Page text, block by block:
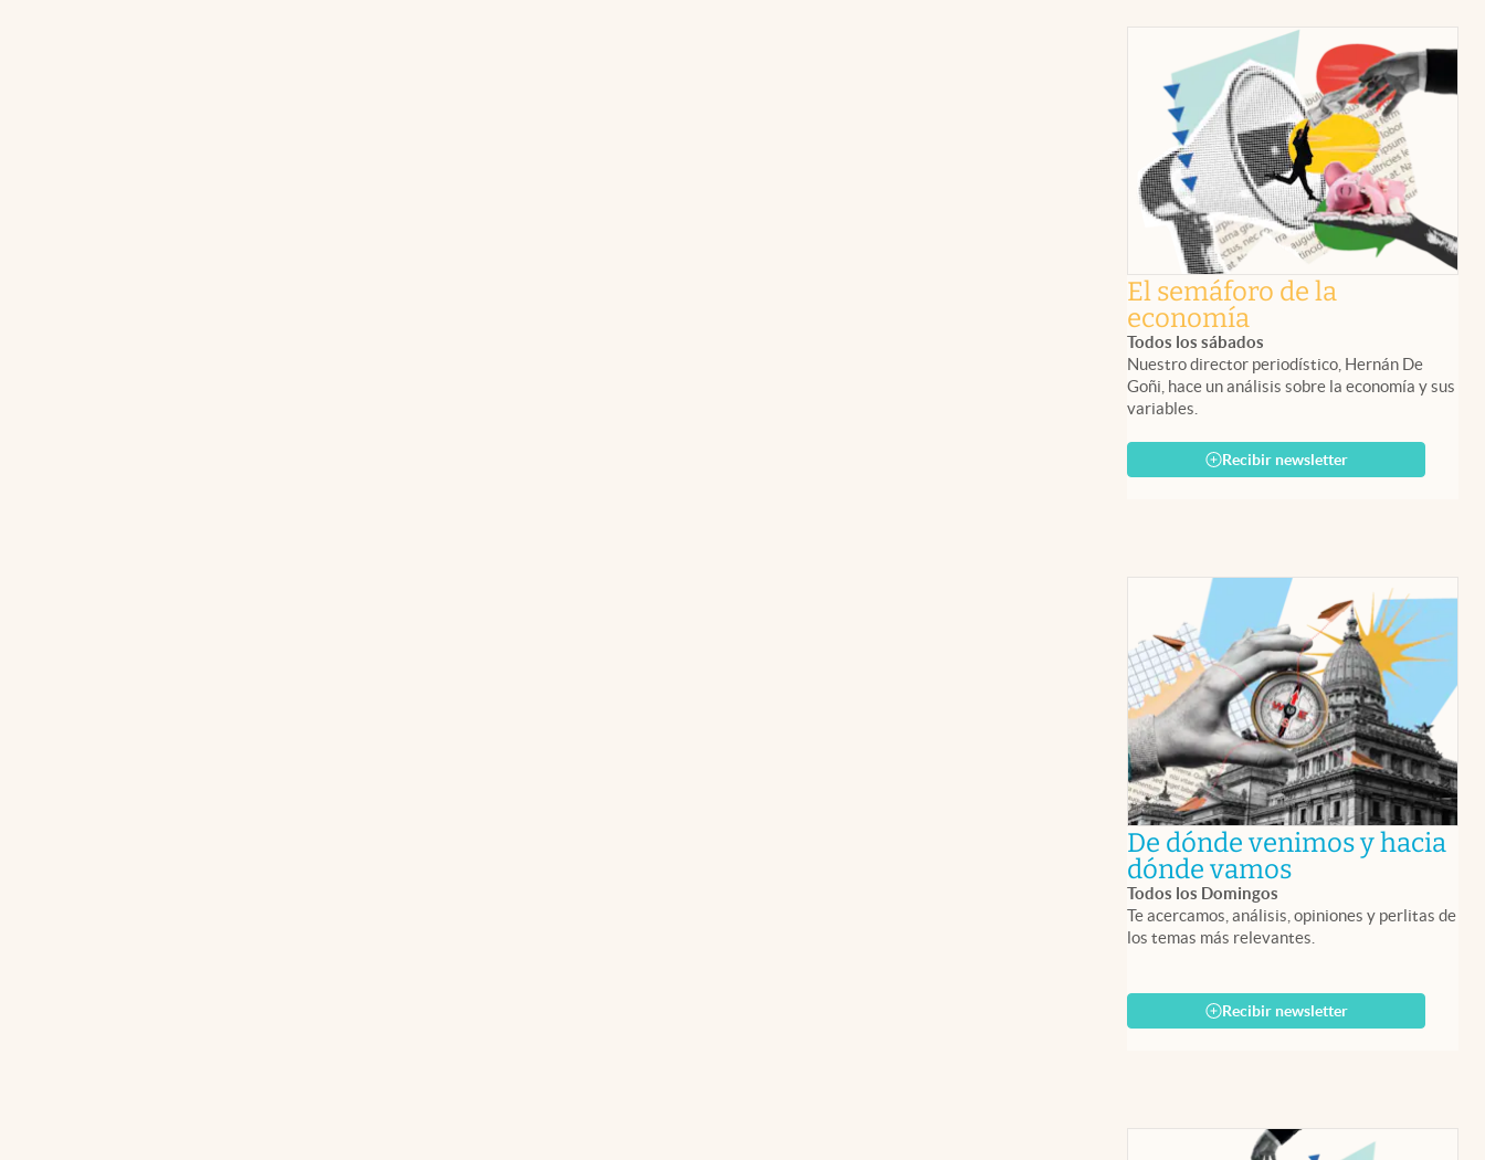
El semáforo de la
economía
Todos los sábados
Nuestro director periodístico, Hernán De
Goñi, hace un análisis sobre la economía y sus
variables.
Recibir newsletter
De dónde venimos y hacia
dónde vamosabre en nueva
Todos los Domingos
Te acercamos, análisis, opiniones y perlitas de
los temas más relevantes.
Recibir newsletter